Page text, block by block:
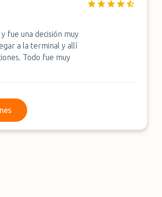
fue una decisión muy
a la terminal y allí
Todo fue muy
opiniones